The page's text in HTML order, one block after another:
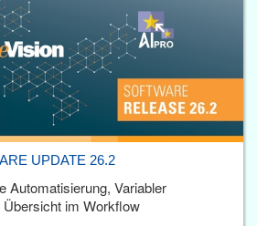
UPDATE 26.2
Automatisierung, Variabler
im Workflow